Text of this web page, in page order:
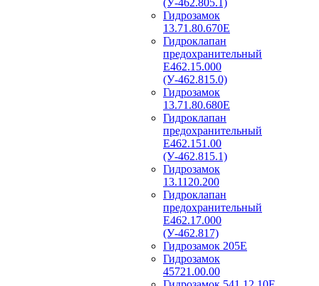
(У-462.805.1)
Гидрозамок
13.71.80.670Е
Гидроклапан
предохранительный
Е462.15.000
(У-462.815.0)
Гидрозамок
13.71.80.680Е
Гидроклапан
предохранительный
Е462.151.00
(У-462.815.1)
Гидрозамок
13.1120.200
Гидроклапан
предохранительный
Е462.17.000
(У-462.817)
Гидрозамок 205Е
Гидрозамок
45721.00.00